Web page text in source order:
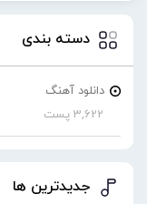
دسته بندی
دانلود آهنگ
3,622 پست
جدیدترین ها